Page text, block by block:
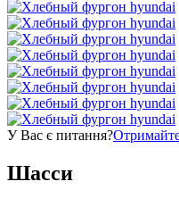
У Вас є питання?
Шасси